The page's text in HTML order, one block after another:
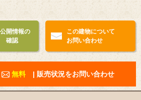
開情報の
確認
この建物について
お問い合わせ
無料 | 販売状況をお問い合わせ